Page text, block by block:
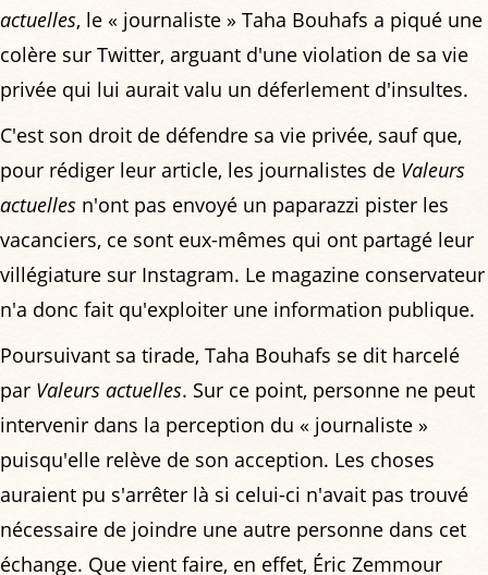
actuelles, le « journaliste » Taha Bouhafs a piqué une
colère sur Twitter, arguant d'une violation de sa vie
privée qui lui aurait valu un déferlement d'insultes.
C'est son droit de défendre sa vie privée, sauf que,
pour rédiger leur article, les journalistes de Valeurs
actuelles n'ont pas envoyé un paparazzi pister les
vacanciers, ce sont eux-mêmes qui ont partagé leur
villégiature sur Instagram. Le magazine conservateur
n'a donc fait qu'exploiter une information publique.
Poursuivant sa tirade, Taha Bouhafs se dit harcelé
par Valeurs actuelles. Sur ce point, personne ne peut
intervenir dans la perception du « journaliste »
puisqu'elle relève de son acception. Les choses
auraient pu s'arrêter là si celui-ci n'avait pas trouvé
nécessaire de joindre une autre personne dans cet
échange. Que vient faire, en effet, Éric Zemmour